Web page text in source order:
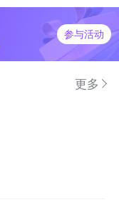
参与活动
更多